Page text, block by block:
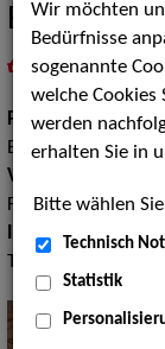
inMeine
Pop Rock
Ethno Pop, Mobile
Volksmusik
Folklore, Ungarn
Instrument:
Trompete, Tuba,
Wir möchten
Bedürfnisse
sogenannte
welche Cookies
werden
erhalten Sie in
Bitte wählen
Technisch
Statistik